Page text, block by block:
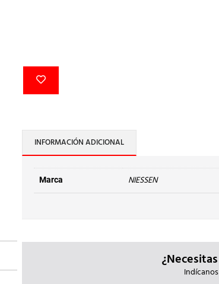
INFORMACIÓN ADICIONAL
Marca NIESSEN